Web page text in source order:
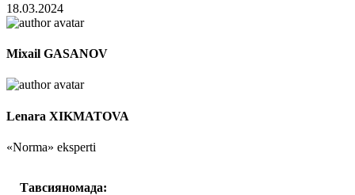
18.03.2024
Miхail GASANOV
Lenara XIKMATOVA
«Norma» eksperti
Тавсияномада: